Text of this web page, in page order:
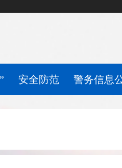
安全防范 警务信息